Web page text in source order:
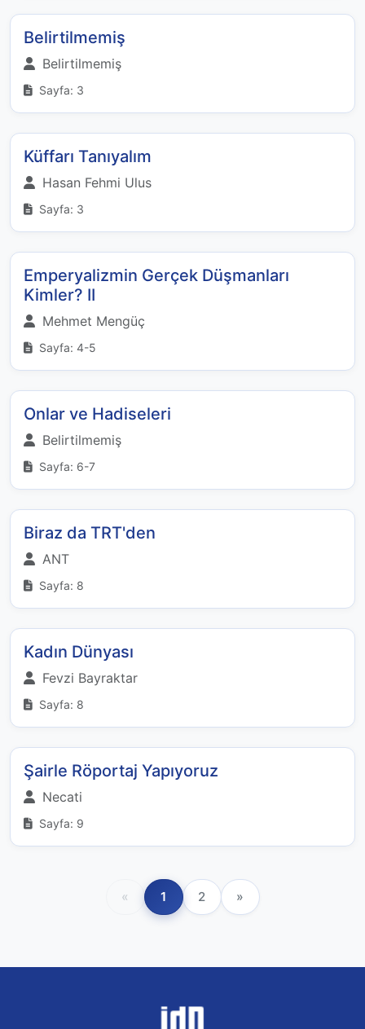
Belirtilmemiş
Belirtilmemiş
Sayfa: 3
Küffarı Tanıyalım
Hasan Fehmi Ulus
Sayfa: 3
Emperyalizmin Gerçek Düşmanları
Kimler? II
Mehmet Mengüç
Sayfa: 4-5
Onlar ve Hadiseleri
Belirtilmemiş
Sayfa: 6-7
Biraz da TRT'den
ANT
Sayfa: 8
Kadın Dünyası
Fevzi Bayraktar
Sayfa: 8
Şairle Röportaj Yapıyoruz
Necati
Sayfa: 9
« 1 2 »